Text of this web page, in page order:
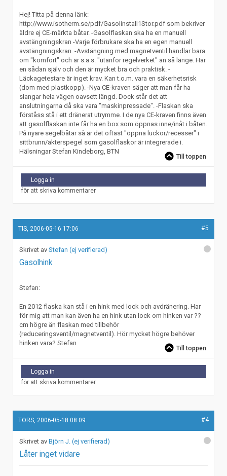
Hej! Titta på denna länk:
http://www.isotherm.se/pdf/Gasolinstall1Stor.pdf som bekriver
äldre ej CE-märkta båtar. -Gasolflaskan ska ha en manuell
avstängningskran -Varje förbrukare ska ha en egen manuell
avstängningskran. -Avstängning med magnetventil handlar bara
om "komfort" och är s.a.s. "utanför regelverket" än så länge. Har
en sådan själv och den är mycket bra och praktisk. -
Läckagetestare är inget krav. Kan t.o.m. vara en säkerhetsrisk
(dom med plastkopp). -Nya CE-kraven säger att man får ha
slangar hela vägen oavsett längd. Dock står det att
anslutningarna då ska vara "maskinpressade". -Flaskan ska
förståss stå i ett dränerat utrymme. I de nya CE-kraven finns även
att gasolflaskan inte får ha en box som öppnas inne/inåt i båten.
På nyare segelbåtar så är det oftast "öppna luckor/recesser" i
sittbrunn/akterspegel som gasolflaskor är integrerade i.
Hälsningar Stefan Kindeborg, BTN
Till toppen
Logga in
för att skriva kommentarer
TIS, 2006-05-16 17:06 #5
Stefan (ej verifierad)
Gasolhink
Stefan:
En 2012 flaska kan stå i en hink med lock och avdränering. Har
för mig att man kan även ha en hink utan lock om hinken var ??
cm högre än flaskan med tillbehör
(reduceringsventil/magnetventil). Hör mycket högre behöver
hinken vara? Stefan
Till toppen
Logga in
för att skriva kommentarer
TORS, 2006-05-18 08:09 #4
Björn J. (ej verifierad)
Låter inget vidare